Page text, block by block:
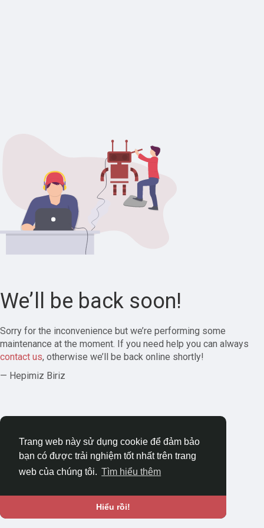
Trang web này sử dụng cookie để đảm bảo
bạn có được trải nghiệm tốt nhất trên trang
web của chúng tôi. Tìm hiểu thêm
Hiểu rồi!
We’ll be back soon!
Sorry for the inconvenience but we’re performing some
maintenance at the moment. If you need help you can always
contact us, otherwise we’ll be back online shortly!
— Hepimiz Biriz